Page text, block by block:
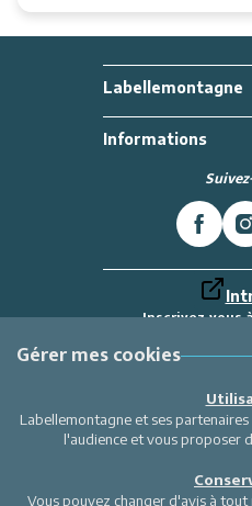
Labellemontagne
Informations
Inscrivez-vous
Gérer mes cookies
Labellemontagne et ses
l'audience et vous proposer
Vous pouvez changer d'avis à